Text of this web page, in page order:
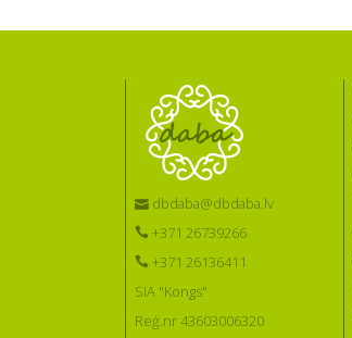
dbdaba@dbdaba.lv
+371 26739266
+371 26136411
SIA "Kongs"
Reģ.nr 43603006320